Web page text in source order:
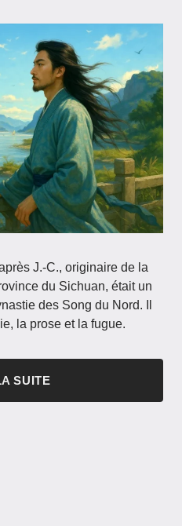
J.-C., originaire de la
du Sichuan, était un
des Song du Nord. Il
la prose et la fugue.
SUITE